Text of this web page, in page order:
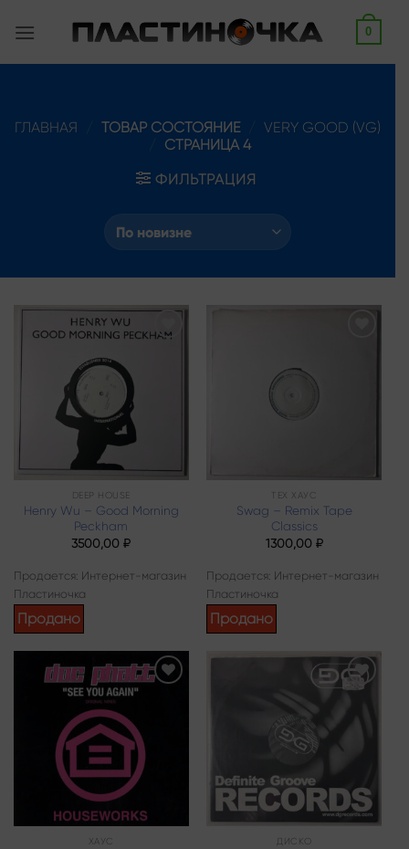
0
ГЛАВНАЯ ТОВАР СОСТОЯНИЕ
VERY GOOD (VG)
СТРАНИЦА 4
ФИЛЬТРАЦИЯ
DEEP HOUSE
Henry Wu – Good Morning
Peckham
3500,00₽
Продается: Интернет-магазин
Пластиночка
Продано
ТЕХ ХАУС
Swag – Remix Tape
Classics
1300,00 ₽
Продается: Интернет-магазин
Пластиночка
Продано
ХАУС ДИСКО